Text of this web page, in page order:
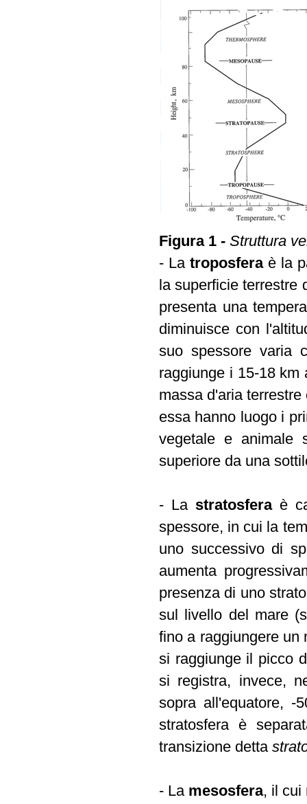
Figura 1 - Struttura
- Latroposfera è la
la superficie terrestre
presenta una
diminuisce con
suo spessore varia
raggiunge i 15-18 km
massa d'aria
essa hanno luogo i
vegetale e animale
superiore da una
- La stratosferaè
spessore, in cui la
uno successivo di
aumenta
presenza di uno
sul livello del mare
fino a raggiungere un
si raggiunge il picco
si registra, invece,
sopra all'equatore,
stratosfera è
transizione detta
- La mesosfera, il cui